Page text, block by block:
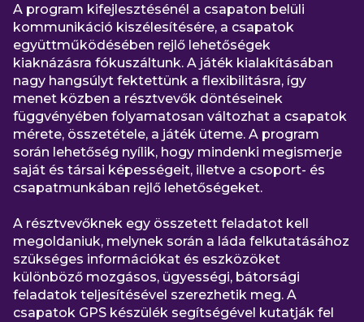
A program kifejlesztésénél a csapaton belüli
kommunikáció kiszélesítésére, a csapatok
együttműködésében rejlő lehetőségek
kiaknázásra fókuszáltunk. A játék kialakításában
nagy hangsúlyt fektettünk a flexibilitásra, így
menet közben a résztvevők döntéseinek
függvényében folyamatosan változhat a csapatok
mérete, összetétele, a játék üteme. A program
során lehetőség nyílik, hogy mindenki megismerje
saját és társai képességeit, illetve a csoport- és
csapatmunkában rejlő lehetőségeket.
A résztvevőknek egy összetett feladatot kell
megoldaniuk, melynek során a láda felkutatásához
szükséges információkat és eszközöket
különböző mozgásos, ügyességi, bátorsági
feladatok teljesítésével szerezhetik meg. A
csapatok GPS készülék segítségével kutatják fel